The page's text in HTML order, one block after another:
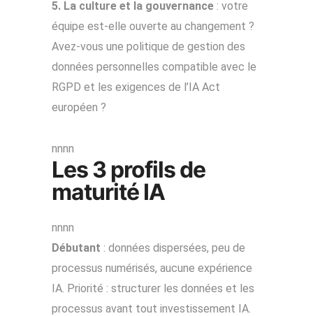
5. La culture et la gouvernance : votre
équipe est-elle ouverte au changement ?
Avez-vous une politique de gestion des
données personnelles compatible avec le
RGPD et les exigences de l’IA Act
européen ?
nnnn
Les 3 profils de
maturité IA
nnnn
Débutant : données dispersées, peu de
processus numérisés, aucune expérience
IA. Priorité : structurer les données et les
processus avant tout investissement IA.